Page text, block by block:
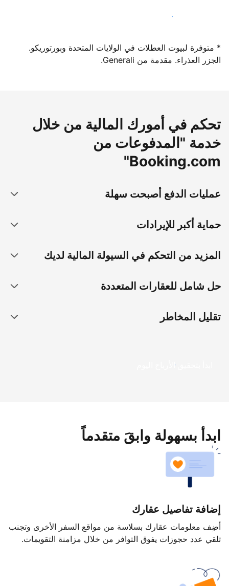
سجِّل كمضيف لدينا اليوم
* متوفرة لبيوت العطلات في الولايات المتحدة وبورتوريكو.
الجزر العذراء. مقدمة من Generali.
تحكم في أمورك المالية من خلال
خدمة "المدفوعات من
Booking.com"
عمليات الدفع أصبحت سهلة
حماية أكبر للإيرادات
المزيد من التحكم في السيولة المالية لديك
حل شامل للعقارات المتعددة
تقليل المخاطر
ابدأ بتحقيق الأرباح اليوم
ابدأ بسهولة وابقَ متقدماً
إضافة تفاصيل عقارك
أضِف معلومات عقارك بسلاسة من مواقع السفر الأخرى وتجنب
تلقي عدد حجوزات يفوق التوافر من خلال مزامنة التقويمات.